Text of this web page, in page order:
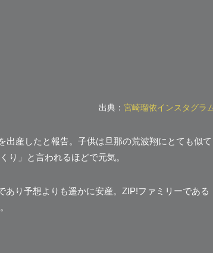
出典： 宮崎瑠依インスタグラ
産したと報告。子供は旦那の荒波翔にとても似て
り」 と言われるほどで元気。
り予想よりも遥かに安産。ZIP!ファミリーである